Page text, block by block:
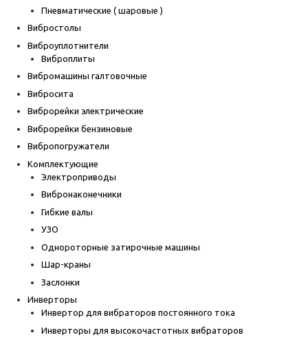
Пневматические ( шаровые )
Вибростолы
Виброуплотнители
Виброплиты
Вибромашины галтовочные
Вибросита
Виброрейки электрические
Виброрейки бензиновые
Вибропогружатели
Комплектующие
Электроприводы
Вибронаконечники
Гибкие валы
УЗО
Однороторные затирочные машины
Шар-краны
Заслонки
Инверторы
Инвертор для вибраторов постоянного тока
Инверторы для высокочастотных вибраторов